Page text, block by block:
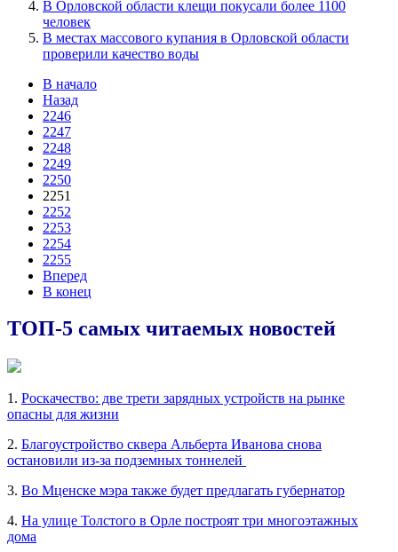
В Орловской области клещи покусали более 1100
человек
В местах массового купания в Орловской области
проверили качество воды
В начало
Назад
2246
2247
2248
2249
2250
2251
2252
2253
2254
2255
Вперед
В конец
ТОП-5 самых читаемых новостей
1. Роскачество: две трети зарядных устройств на рынке
опасны для жизни
2. Благоустройство сквера Альберта Иванова снова
остановили из-за подземных тоннелей
3. Во Мценске мэра также будет предлагать губернатор
4. На улице Толстого в Орле построят три многоэтажных
дома